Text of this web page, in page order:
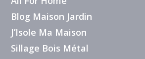
Blog Maison Jardin
J’Isole Ma Maison
Sillage Bois Métal